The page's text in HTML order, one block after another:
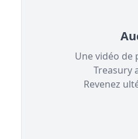
Une vidéo
Treasury
Revenez